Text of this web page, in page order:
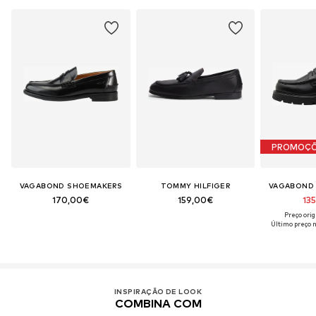
VAGABOND SHOEMAKERS
170,00€
TOMMY HILFIGER
159,00€
VAGABOND
Preço
Último preço
INSPIRAÇÃO DE LOOK
COMBINA COM